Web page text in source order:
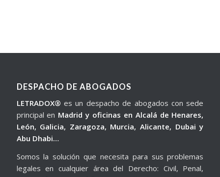
DESPACHO DE ABOGADOS
LETRADOX® es un despacho de abogados con sede
principal en Madrid y oficinas en Alcalá de Henares,
León, Galicia, Zaragoza, Murcia, Alicante, Dubai y
Abu Dhabi…
Somos la solución que necesita para sus problemas
legales en cualquier área del Derecho: Civil, Penal,